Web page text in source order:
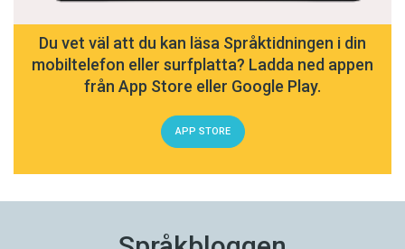
Du vet väl att du kan läsa Språktidningen i din
mobiltelefon eller surfplatta? Ladda ned appen
från App Store eller Google Play.
APP STORE